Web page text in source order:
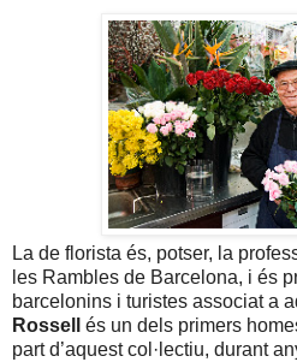
La de florista és, potser, la
les Rambles de Barcelona, i és
barcelonins i turistes associat a
Rossell
és un dels primers
part d’aquest col·lectiu, durant